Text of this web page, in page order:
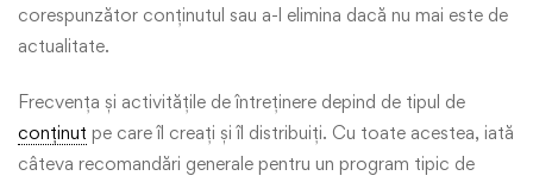
corespunzător conținutul sau a-l elimina dacă nu mai este de
actualitate.
Frecvența și activitățile de întreținere depind de tipul de
conținut pe care îl creați și îl distribuiți. Cu toate acestea, iată
câteva recomandări generale pentru un program tipic de